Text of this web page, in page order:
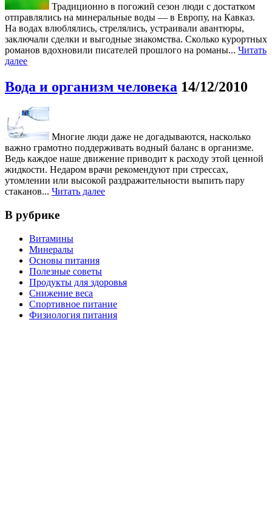
Традиционно в погожий сезон люди с достатком
отправлялись на минеральные воды — в Европу, на Кавказ.
На водах влюблялись, стрелялись, устраивали авантюры,
заключали сделки и выгодные знакомства. Cколько курортных
романов вдохновили писателей прошлого на романы... Читать
далее
Вода и организм человека 14/12/2010
Многие люди даже не догадываются, насколько
важно грамотно поддерживать водный баланс в организме.
Ведь каждое наше движение приводит к расходу этой ценной
жидкости. Недаром врачи рекомендуют при стрессах,
утомлении или высокой раздражительности выпить пару
стаканов... Читать далее
В рубрике
Витамины
Минералы
Основы питания
Полезные советы
Продукты для здоровья
Снижение веса
Спортивное питание
Физиология питания